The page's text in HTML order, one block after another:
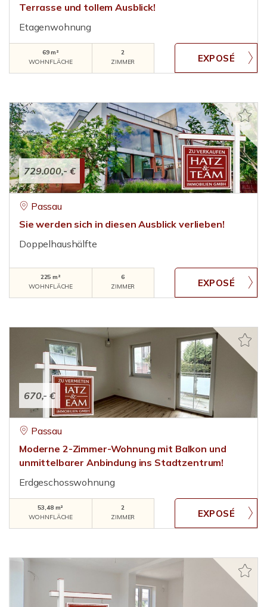
Terrasse und tollem Ausblick!
Etagenwohnung
69 m²
WOHNFLÄCHE
2
ZIMMER
729.000,- €
Passau
Sie werden sich in diesen Ausblick verlieben!
Doppelhaushälfte
225 m²
WOHNFLÄCHE
6
ZIMMER
670,- €
Passau
Moderne 2-Zimmer-Wohnung mit Balkon und
unmittelbarer Anbindung ins Stadtzentrum!
Erdgeschosswohnung
53,48 m²
WOHNFLÄCHE
2
ZIMMER